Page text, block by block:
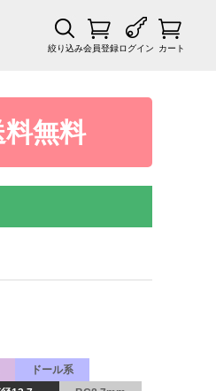
絞り込み会員登録ログイン カート
無料
ドール系